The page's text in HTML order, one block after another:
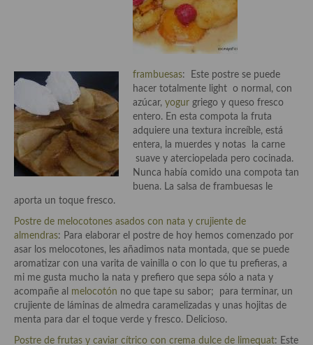
Masas elaboradas con harina, pizzas, quiches y demás
Aves
Carne
Pescado y Marisco
Postres y dulces
Postres con frutas
Quesos, recetas
Salazones y encurtidos
Recetas Especiales
Recetas de Cuaresma
Recetas maridadas con los mejores AOVES
frambuesas: Este postre se puede
hacer totalmente light o normal, con
azúcar, yogur griego y queso fresco
entero. En esta compota la fruta
adquiere una textura increíble, está
entera, la muerdes y notas la carne
suave y aterciopelada pero cocinada.
Nunca había comido una compota tan
buena. La salsa de frambuesas le
aporta un toque fresco.
Postre de melocotones asados con nata y crujiente de
almendras: Para elaborar el postre de hoy hemos comenzado por
asar los melocotones, les añadimos nata montada, que se puede
aromatizar con una varita de vainilla o con lo que tu prefieras, a
mi me gusta mucho la nata y prefiero que sepa sólo a nata y
acompañe al melocotón no que tape su sabor; para terminar, un
crujiente de láminas de almedra caramelizadas y unas hojitas de
menta para dar el toque verde y fresco. Delicioso.
Postre de frutas y caviar cítrico con crema dulce de limequat: Este